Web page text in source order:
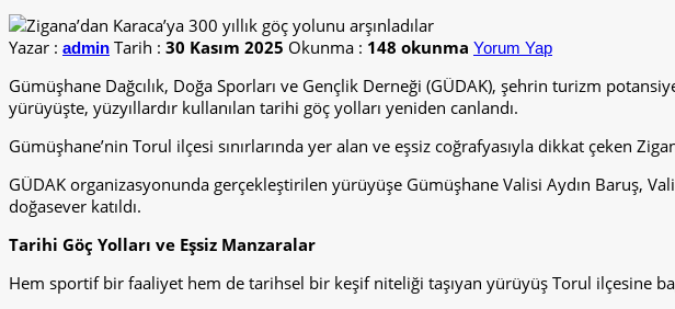
Yazar : admin Tarih : 30 Kasım 2025 Okunma : 148 okunma Yorum Yap
Gümüşhane Dağcılık, Doğa Sporları ve Gençlik Derneği (GÜDAK), şehrin turizm
yürüyüşte, yüzyıllardır kullanılan tarihi göç yolları yeniden canlandı.
Gümüşhane’nin Torul ilçesi sınırlarında yer alan ve eşsiz coğrafyasıyla dikkat çeken
GÜDAK organizasyonunda gerçekleştirilen yürüyüşe Gümüşhane Valisi Aydın Baruş,
doğasever katıldı.
Tarihi Göç Yolları ve Eşsiz Manzaralar
Hem sportif bir faaliyet hem de tarihsel bir keşif niteliği taşıyan yürüyüş Torul ilçesine